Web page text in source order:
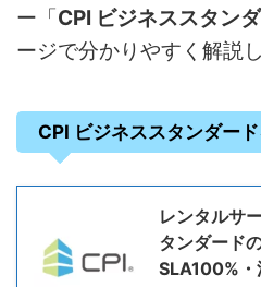
ー「CPI ビジネススタン
ージで分かりやすく解説
CPI ビジネススタンダー
レンタルサ
タンダード
SLA100%・